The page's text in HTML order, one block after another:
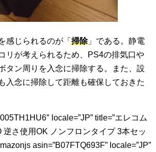
感じられるのが「 掃除」である。静電
リが考えられるため、PS4の排気口や
タン周りを入念に掃除する。また、設
入念に掃除して距離も確保しておきた
locale=”JP” title=”エレコム
逆さ使用OK ノンフロンタイプ 3本セッ
asin=”B07FTQ693F” locale=”JP”